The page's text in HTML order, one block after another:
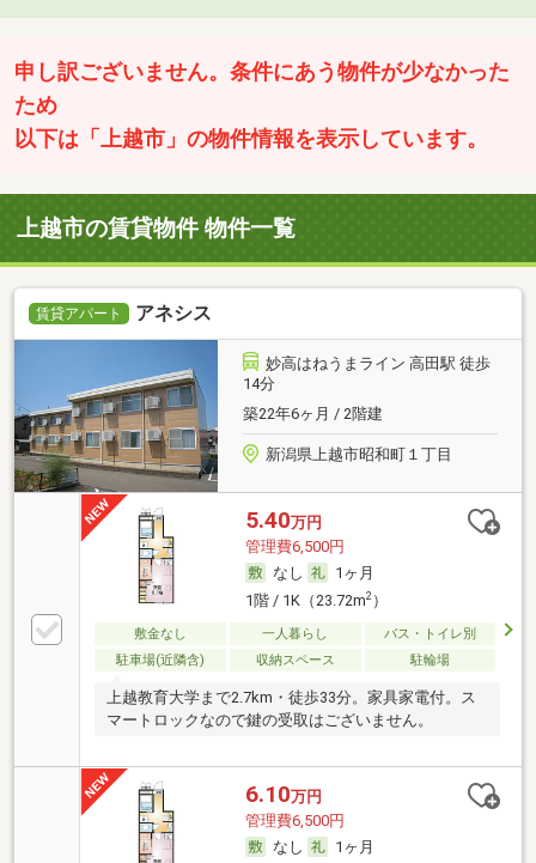
申し訳ございません。条件にあう物件が少なかった
ため
以下は「上越市」の物件情報を表示しています。
上越市の賃貸物件 物件一覧
賃貸アパート アネシス
妙高はねうまライン 高田駅 徒歩
14分
築22年6ヶ月 / 2階建
新潟県上越市昭和町１丁目
5.40万円
管理費6,500円
なし
1ヶ月
1階 / 1K（23.72m2）
敷金なし 一人暮らし
バス・トイレ別
駐車場(近隣含)
収納スペース 駐輪場
上越教育大学まで2.7km・徒歩33分。家具家電付。ス
マートロックなので鍵の受取はございません。
6.10万円
管理費6,500円
なし
1ヶ月